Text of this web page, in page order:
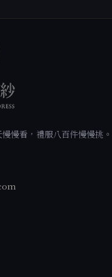
慢看，禮服八百件慢慢挑。